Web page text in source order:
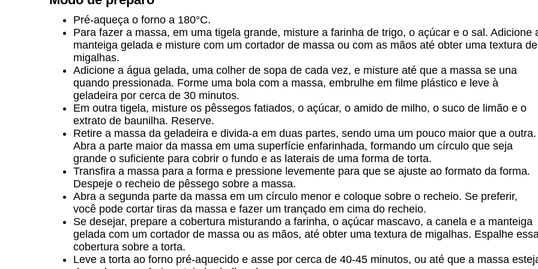
Pré-aqueça o forno a 180°C.
Para fazer a massa, em uma tigela grande, misture a farinha de trigo, o açúcar e o sal. Adicione
manteiga gelada e misture com um cortador de massa ou com as mãos até obter uma textura de
migalhas.
Adicione a água gelada, uma colher de sopa de cada vez, e misture até que a massa se una
quando pressionada. Forme uma bola com a massa, embrulhe em filme plástico e leve à
geladeira por cerca de 30 minutos.
Em outra tigela, misture os pêssegos fatiados, o açúcar, o amido de milho, o suco de limão e o
extrato de baunilha. Reserve.
Retire a massa da geladeira e divida-a em duas partes, sendo uma um pouco maior que a outra.
Abra a parte maior da massa em uma superfície enfarinhada, formando um círculo que seja
grande o suficiente para cobrir o fundo e as laterais de uma forma de torta.
Transfira a massa para a forma e pressione levemente para que se ajuste ao formato da forma.
Despeje o recheio de pêssego sobre a massa.
Abra a segunda parte da massa em um círculo menor e coloque sobre o recheio. Se preferir,
você pode cortar tiras da massa e fazer um trançado em cima do recheio.
Se desejar, prepare a cobertura misturando a farinha, o açúcar mascavo, a canela e a manteiga
gelada com um cortador de massa ou as mãos, até obter uma textura de migalhas. Espalhe
cobertura sobre a torta.
Leve a torta ao forno pré-aquecido e asse por cerca de 40-45 minutos, ou até que a massa